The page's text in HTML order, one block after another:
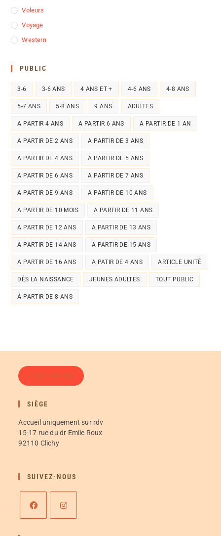
Voleurs
Voyage
Western
PUBLIC
3-6 3-6 ANS 4 ANS ET + 4-6 ANS 4-8 ANS
5-7 ANS 5-8 ANS 9 ANS ADULTES
A PARTIR 4 ANS A PARTIR 6 ANS A PARTIR DE 1 AN
A PARTIR DE 2 ANS A PARTIR DE 3 ANS
A PARTIR DE 4 ANS A PARTIR DE 5 ANS
A PARTIR DE 6 ANS A PARTIR DE 7 ANS
A PARTIR DE 9 ANS A PARTIR DE 10 ANS
A PARTIR DE 10 MOIS A PARTIR DE 11 ANS
A PARTIR DE 12 ANS A PARTIR DE 13 ANS
A PARTIR DE 14 ANS A PARTIR DE 15 ANS
A PARTIR DE 16 ANS A PATIR DE 4 ANS ARTICLE UNITÉ
DÈS LA NAISSANCE JEUNES ADULTES TOUT PUBLIC
À PARTIR DE 8 ANS
FAIRE UN DON
SIÈGE
Accueil uniquement sur rdv
15-17 rue du dr Emile Roux
92110 Clichy
SUIVEZ-NOUS